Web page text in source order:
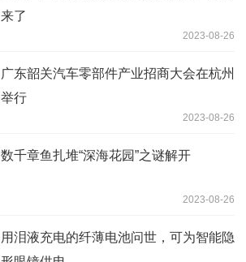
来了
2023-08-26
​广东韶关汽车零部件产业招商大会在杭州
举行
2023-08-26
数千章鱼扎堆“深海花园”之谜解开
2023-08-26
用泪液充电的纤薄电池问世，可为智能隐